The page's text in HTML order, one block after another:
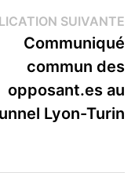
SUIVANTE
Communiqué
commun des
opposant.es au
Lyon-Turin